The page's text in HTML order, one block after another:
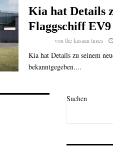
Kia hat Details
Flaggschiff EV9
vonthe kasaan times
Kia hat Details zu seinem
bekanntgegeben....
Suchen